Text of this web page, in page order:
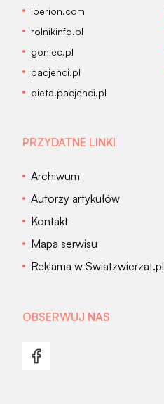
Iberion.com
rolnikinfo.pl
goniec.pl
pacjenci.pl
dieta.pacjenci.pl
PRZYDATNE LINKI
Archiwum
Autorzy artykułów
Kontakt
Mapa serwisu
Reklama w Swiatzwierzat.pl
OBSERWUJ NAS